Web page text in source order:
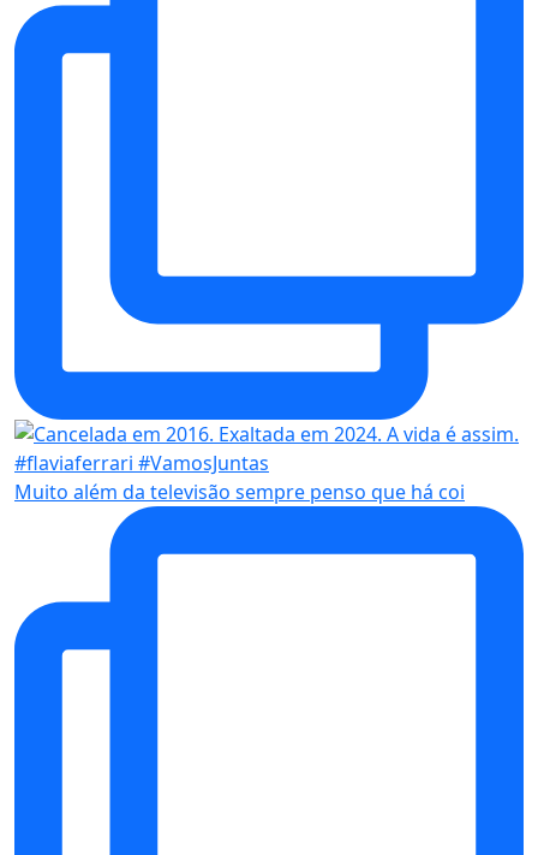
Muito além da televisão sempre penso que há coi